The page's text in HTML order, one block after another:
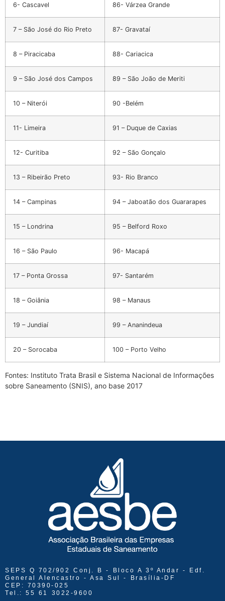
6- Cascavel 86- Várzea Grande
7 – São José do Rio Preto 87- Gravataí
8 – Piracicaba 88- Cariacica
9 – São José dos Campos 89 – São João de Meriti
10 – Niterói 90 -Belém
11- Limeira 91 – Duque de Caxias
12- Curitiba 92 – São Gonçalo
13 – Ribeirão Preto 93- Rio Branco
14 – Campinas 94 – Jaboatão dos Guararapes
15 – Londrina 95 – Belford Roxo
16 – São Paulo 96- Macapá
17 – Ponta Grossa 97- Santarém
18 – Goiânia 98 – Manaus
19 – Jundiaí 99 – Ananindeua
20 – Sorocaba 100 – Porto Velho
Fontes: Instituto Trata Brasil e Sistema Nacional de Informações
sobre Saneamento (SNIS), ano base 2017
SEPS Q 702/902 Conj. B - Bloco A 3º Andar - Edf.
General Alencastro - Asa Sul - Brasília-DF
CEP: 70390-025
Tel.: 55 61 3022-9600